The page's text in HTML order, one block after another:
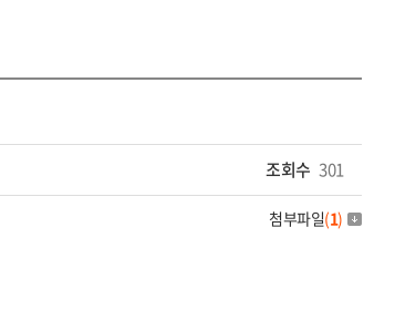
조회수 301
첨부파일(1)